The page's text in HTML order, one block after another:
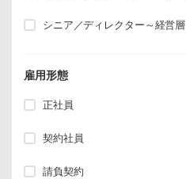
シニア／ディレクター～経営層
雇用形態
正社員
契約社員
請負契約